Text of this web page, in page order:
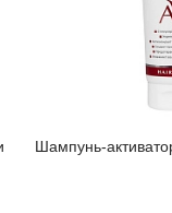
Шампунь-